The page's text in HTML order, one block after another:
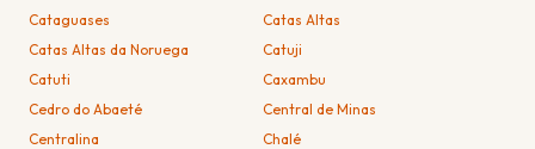
Cataguases
Catas Altas
Catas Altas da Noruega
Catuji
Catuti
Caxambu
Cedro do Abaeté
Central de Minas
Centralina
Chalé